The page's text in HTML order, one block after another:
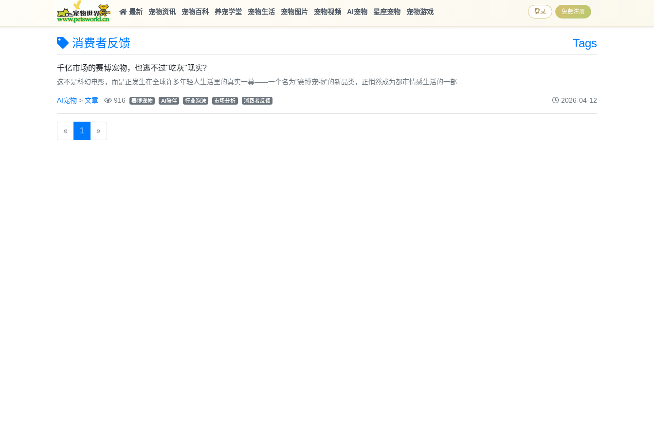
最新 宠物资讯 宠物百科 养宠学堂 宠物生活 宠物图片 宠物视频 AI宠物 星座宠物 宠物游戏 登录 免费注册
消费者反馈 Tags
千亿市场的赛博宠物，也逃不过"吃灰"现实？
这不是科幻电影，而是正发生在全球许多年轻人生活里的真实一幕——一个名为"赛博宠物"的新品类，正悄然成为都市情感生活的一部...
AI宠物 > 文章 916 赛博宠物 AI陪伴 行业泡沫 市场分析 消费者反馈 2026-04-12
« 1 »